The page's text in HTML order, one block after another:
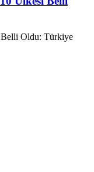
Belli Oldu: Türkiye